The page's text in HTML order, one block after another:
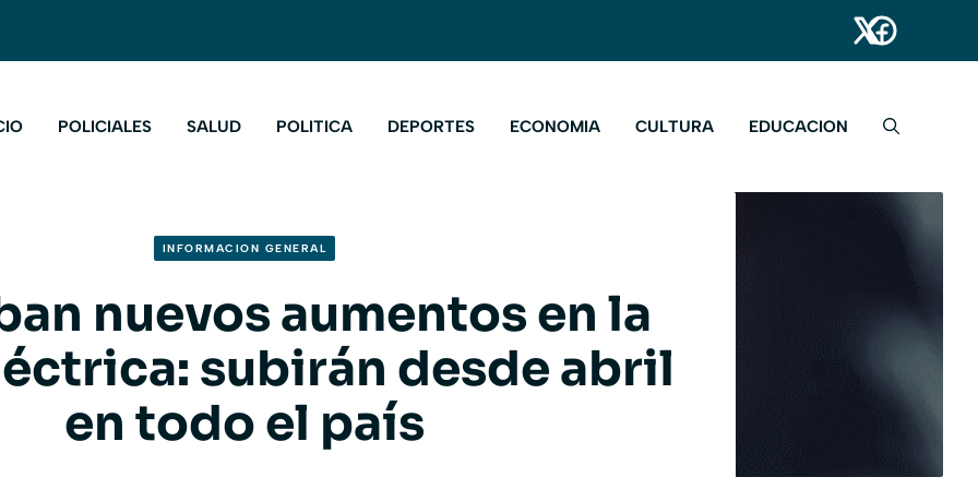
POLICIALES SALUD POLITICA DEPORTES ECONOMIA CULTURA EDUCACION
INFORMACION GENERAL
nuevos aumentos en la
subirán desde abril
en todo el país